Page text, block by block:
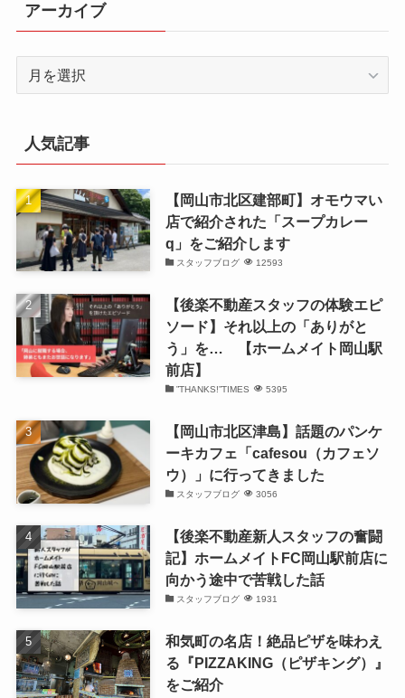
アーカイブ
ブ
人気記事
【岡山市北区建部町】オモウマい
店で紹介された「スープカレー
q」をご紹介します
スタッフブログ 12593
【後楽不動産スタッフの体験エピ
ソード】それ以上の「ありがと
う」を… 【ホームメイト岡山駅
前店】
”THANKS!”TIMES 5395
【岡山市北区津島】話題のパンケ
ーキカフェ「cafesou（カフェソ
ウ）」に行ってきました
スタッフブログ 3056
【後楽不動産新人スタッフの奮闘
記】ホームメイトFC岡山駅前店に
向かう途中で苦戦した話
スタッフブログ 1931
和気町の名店！絶品ピザを味わえ
る『PIZZAKING（ピザキング）』
をご紹介